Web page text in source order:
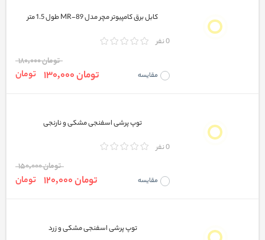
کابل برق کامپیوتر مچر مدل MR-89 طول 1.5 متر
0 نفر
مقایسه
تومان 180,000
تومان 130,000 تومان
توپ پرشی اسفنجی مشکی و نارنجی
0 نفر
مقایسه
تومان 150,000
تومان 120,000 تومان
توپ پرشی اسفنجی مشکی و زرد